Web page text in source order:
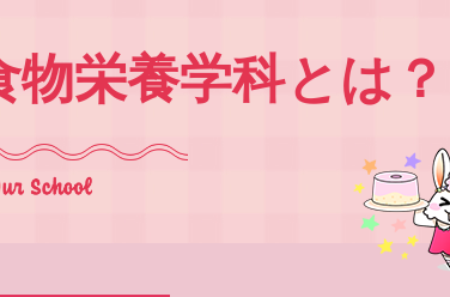
栄養学科とは？